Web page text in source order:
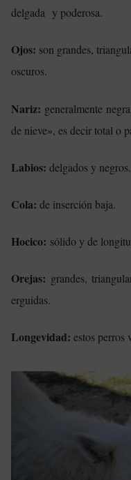
delgada y poderosa.
Ojos: son grandes,
oscuros.
Nariz: generalmente
de nieve», es decir total o
Labios: delgados y negros.
Cola: de inserción baja.
Hocico: sólido y de
Orejas: grandes,
erguidas.
Longevidad: estos perros